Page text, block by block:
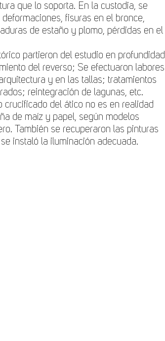
que lo soporta. En la custodia, se
fisuras en el bronce,
de estaño y plomo, pérdidas en el
partieron del estudio en profundidad
del reverso; Se efectuaron labores
y en las tallas; tratamientos
reintegración de lagunas, etc.
crucificado del ático no es en realidad
de maíz y papel, según modelos
También se recuperaron las pinturas
instaló la iluminación adecuada.